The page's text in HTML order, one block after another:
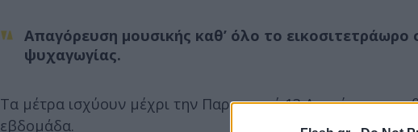
Απαγόρευση μουσικής καθ’ όλο το
ψυχαγωγίας.
Τα μέτρα ισχύουν μέχρι την Παρασκευή 13 Αυγούστου
εβδομάδα.